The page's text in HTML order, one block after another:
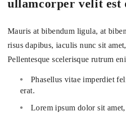
ullamcorper velit est
Mauris at bibendum ligula, at
risus dapibus, iaculis nunc sit
Pellentesque scelerisque rutrum
Phasellus vitae imperdiet
erat.
Lorem ipsum dolor sit